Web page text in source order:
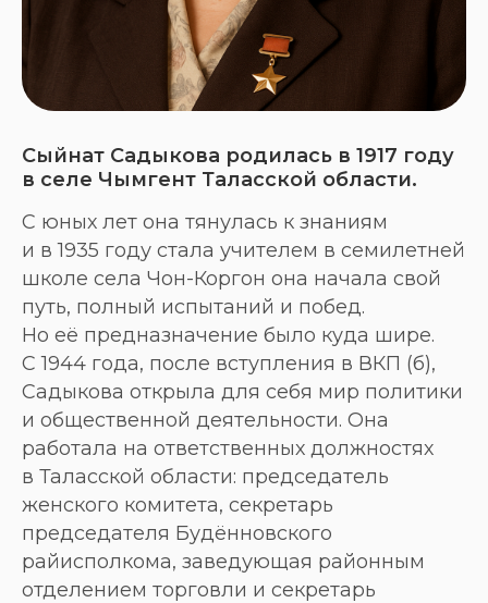
Сыйнат Садыкова родилась в 1917 году
в селе Чымгент Таласской области.
С юных лет она тянулась к знаниям
и в 1935 году стала учителем в семилетней
школе села Чон-Коргон она начала свой
путь, полный испытаний и побед.
Но её предназначение было куда шире.
С 1944 года, после вступления в ВКП (б),
Садыкова открыла для себя мир политики
и общественной деятельности. Она
работала на ответственных должностях
в Таласской области: председатель
женского комитета, секретарь
председателя Будённовского
райисполкома, заведующая районным
отделением торговли и секретарь